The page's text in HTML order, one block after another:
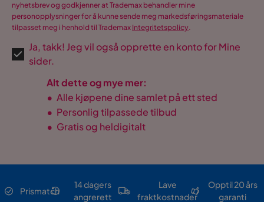
nyhetsbrev og godkjenner at Trademax behandler mine
personopplysninger for å kunne sende meg markedsføringsmateriale
tilpasset meg i henhold til Trademax Integritetspolicy.
Ja, takk! Jeg vil også opprette en konto for Mine
sider.
Alt dette og mye mer:
• Alle kjøpene dine samlet på ett sted
• Personlig tilpassede tilbud
• Gratis og heldigitalt
Prismatch
14 dagers
angrerett
Lave
fraktkostnader
Opptil 20 års
garanti